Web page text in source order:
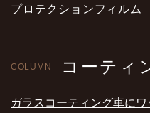
プロテクションフィルム
COLUMN コーティ
ガラスコーティング車に